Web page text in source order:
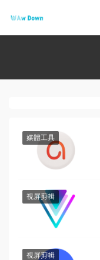
媒體工具
視屏剪輯
視屏剪輯